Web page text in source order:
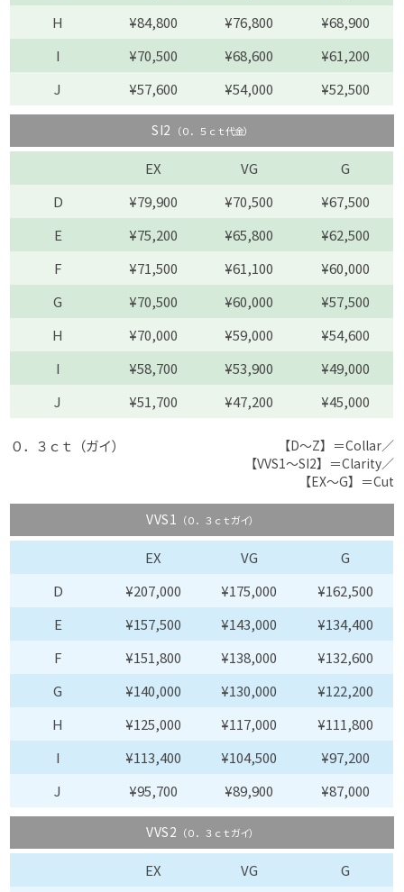
H
¥84,800 ¥76,800
¥68,900
I
¥70,500 ¥68,600
¥61,200
J
¥57,600 ¥54,000 ¥52,500
SI2 （０．５ｃｔ代金）
EX VG
G
D
¥79,900 ¥70,500
¥67,500
E
¥75,200 ¥65,800
¥62,500
F
¥71,500 ¥61,100
¥60,000
G
¥70,500 ¥60,000
¥57,500
H
¥70,000 ¥59,000
¥54,600
I
¥58,700 ¥53,900
¥49,000
J
¥51,700 ¥47,200 ¥45,000
０．３ｃｔ（ガイ）
【D〜Z】＝Collar／
【VVS1〜SI2】＝Clarity／
【EX〜G】＝Cut
VVS1 （０．３ｃｔガイ）
EX VG
G
D
¥207,000 ¥175,000
¥162,500
E
¥157,500 ¥143,000
¥134,400
F
¥151,800 ¥138,000
¥132,600
G
¥140,000 ¥130,000
¥122,200
H
¥125,000 ¥117,000
¥111,800
I
¥113,400 ¥104,500
¥97,200
J
¥95,700 ¥89,900 ¥87,000
VVS2 （０．３ｃｔガイ）
EX VG
G